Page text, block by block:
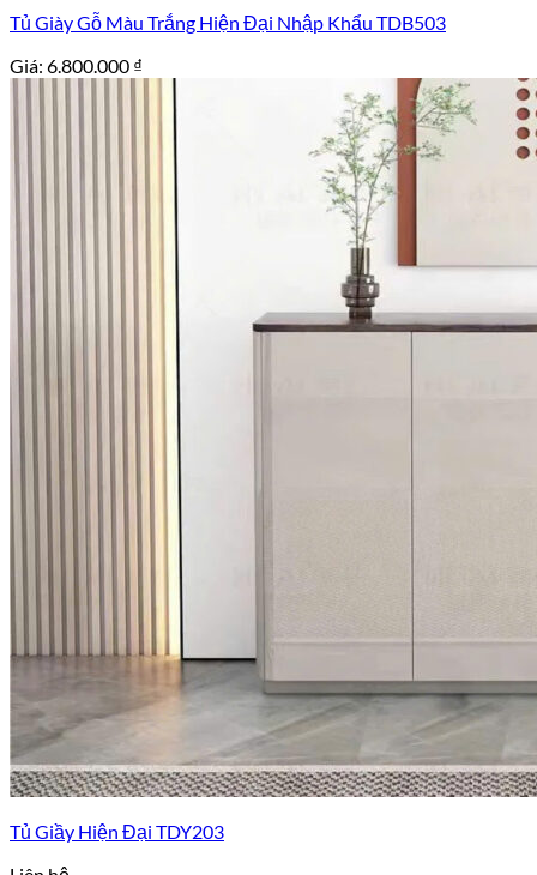
Tủ Giày Gỗ Màu Trắng Hiện Đại Nhập Khẩu TDB503
Giá: 6.800.000 ₫
Tủ Giầy Hiện Đại TDY203